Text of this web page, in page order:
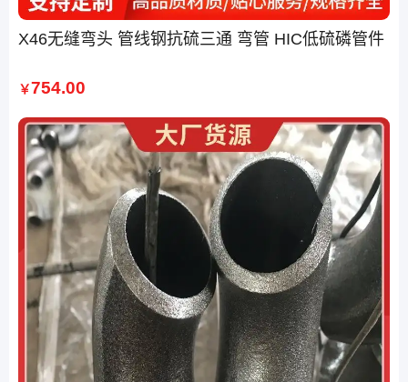
X46无缝弯头 管线钢抗硫三通 弯管 HIC低硫磷管件
￥754.00